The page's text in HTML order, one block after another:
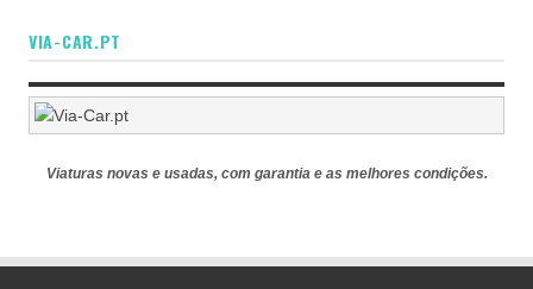
VIA-CAR.PT
Viaturas novas e usadas, com garantia e as melhores condições.